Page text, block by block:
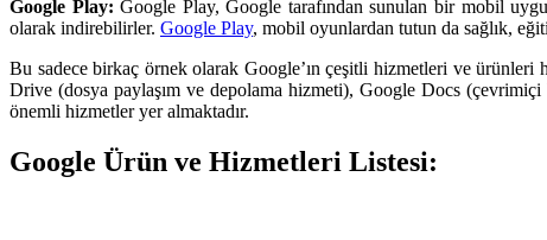
Google Play: Google Play, Google tarafından sunulan bir mobil
olarak indirebilirler. Google Play, mobil oyunlardan tutun da sağlık,
Bu sadece birkaç örnek olarak Google’ın çeşitli hizmetleri ve
Drive (dosya paylaşım ve depolama hizmeti), Google Docs
önemli hizmetler yer almaktadır.
Google Ürün ve Hizmetleri Listesi: